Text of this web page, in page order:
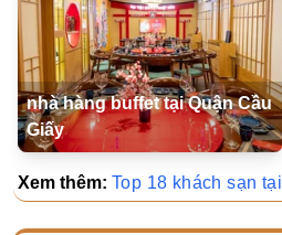
nhà hàng buffet tại Quận Cầu
Giấy
Xem thêm: Top 18 khách sạn